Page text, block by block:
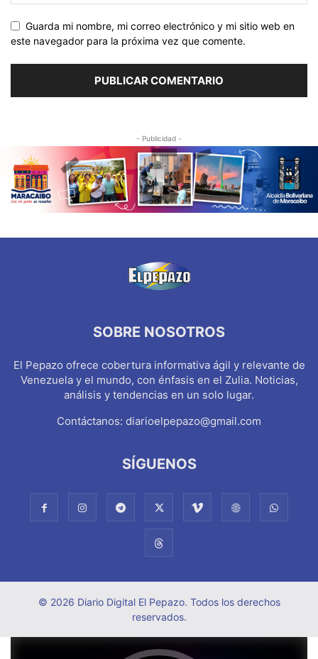
Guarda mi nombre, mi correo electrónico y mi sitio web en
este navegador para la próxima vez que comente.
- Publicidad -
SOBRE NOSOTROS
El Pepazo ofrece cobertura informativa ágil y relevante de
Venezuela y el mundo, con énfasis en el Zulia. Noticias,
análisis y tendencias en un solo lugar.
Contáctanos: diarioelpepazo@gmail.com
SÍGUENOS
© 2026 Diario Digital El Pepazo. Todos los derechos
reservados.